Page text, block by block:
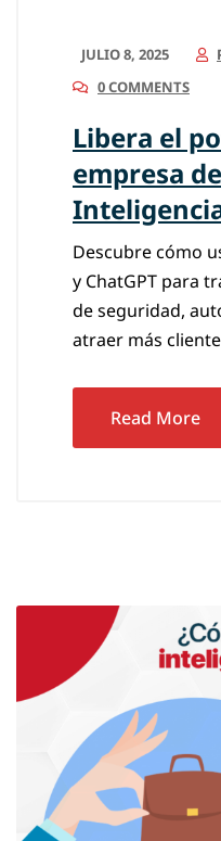
JULIO 8, 2025
0 COMMENTS
Libera el
empresa
Descubre cómo
y ChatGPT para
de seguridad,
atraer más
Read More